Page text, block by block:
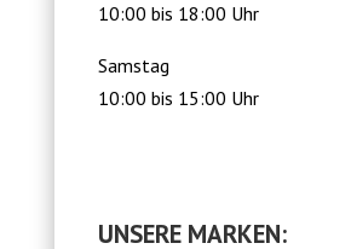
10:00 bis 18:00 Uhr
Samstag
10:00 bis 15:00 Uhr
UNSERE MARKEN: